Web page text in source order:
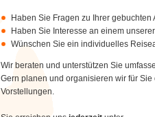
Haben Sie Fragen zu Ihrer gebuchten
Haben Sie Interesse an einem
Wünschen Sie ein individuelles
Wir beraten und unterstützen Sie
Gern planen und organisieren wir für
Vorstellungen.